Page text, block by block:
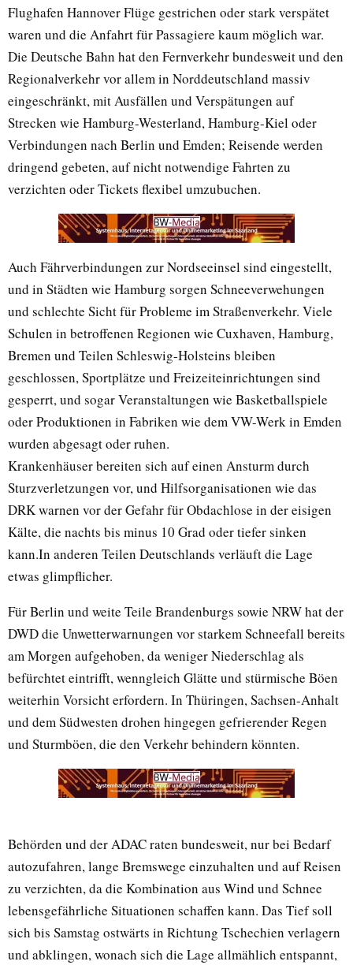
Flughafen Hannover Flüge gestrichen oder stark verspätet
waren und die Anfahrt für Passagiere kaum möglich war.
Die Deutsche Bahn hat den Fernverkehr bundesweit und den
Regionalverkehr vor allem in Norddeutschland massiv
eingeschränkt, mit Ausfällen und Verspätungen auf
Strecken wie Hamburg-Westerland, Hamburg-Kiel oder
Verbindungen nach Berlin und Emden; Reisende werden
dringend gebeten, auf nicht notwendige Fahrten zu
verzichten oder Tickets flexibel umzubuchen.
Auch Fährverbindungen zur Nordseeinsel sind eingestellt,
und in Städten wie Hamburg sorgen Schneeverwehungen
und schlechte Sicht für Probleme im Straßenverkehr. Viele
Schulen in betroffenen Regionen wie Cuxhaven, Hamburg,
Bremen und Teilen Schleswig-Holsteins bleiben
geschlossen, Sportplätze und Freizeiteinrichtungen sind
gesperrt, und sogar Veranstaltungen wie Basketballspiele
oder Produktionen in Fabriken wie dem VW-Werk in Emden
wurden abgesagt oder ruhen.
Krankenhäuser bereiten sich auf einen Ansturm durch
Sturzverletzungen vor, und Hilfsorganisationen wie das
DRK warnen vor der Gefahr für Obdachlose in der eisigen
Kälte, die nachts bis minus 10 Grad oder tiefer sinken
kann.In anderen Teilen Deutschlands verläuft die Lage
etwas glimpflicher.
Für Berlin und weite Teile Brandenburgs sowie NRW hat der
DWD die Unwetterwarnungen vor starkem Schneefall bereits
am Morgen aufgehoben, da weniger Niederschlag als
befürchtet eintrifft, wenngleich Glätte und stürmische Böen
weiterhin Vorsicht erfordern. In Thüringen, Sachsen-Anhalt
und dem Südwesten drohen hingegen gefrierender Regen
und Sturmböen, die den Verkehr behindern könnten.
Behörden und der ADAC raten bundesweit, nur bei Bedarf
autozufahren, lange Bremswege einzuhalten und auf Reisen
zu verzichten, da die Kombination aus Wind und Schnee
lebensgefährliche Situationen schaffen kann. Das Tief soll
sich bis Samstag ostwärts in Richtung Tschechien verlagern
und abklingen, wonach sich die Lage allmählich entspannt,